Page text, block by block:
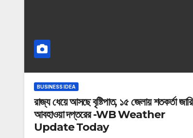
BUSINESS IDEA
রাজ্য ধেয়ে আসছে বৃষ্টিপাত, ১৫ জেলায় শতকর্তা জারি
আবহাওয়া দপ্তরের -WB Weather
Update Today